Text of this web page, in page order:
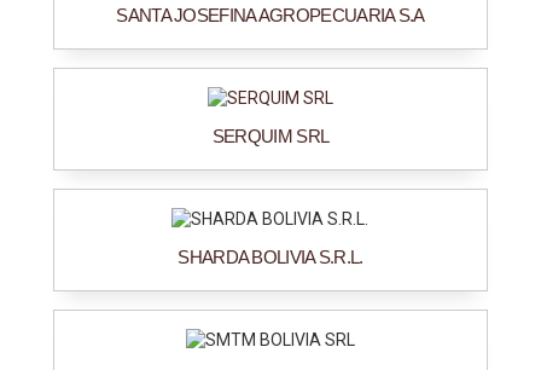
SANTA JOSEFINA AGROPECUARIA S.A
SERQUIM SRL
SHARDA BOLIVIA S.R.L.